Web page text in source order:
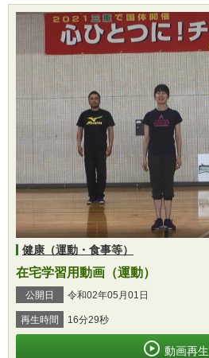
健康（運動・食事等）
在宅学習用動画（運動）
公開日 令和02年05月01日
再生時間 16分29秒
動画再生